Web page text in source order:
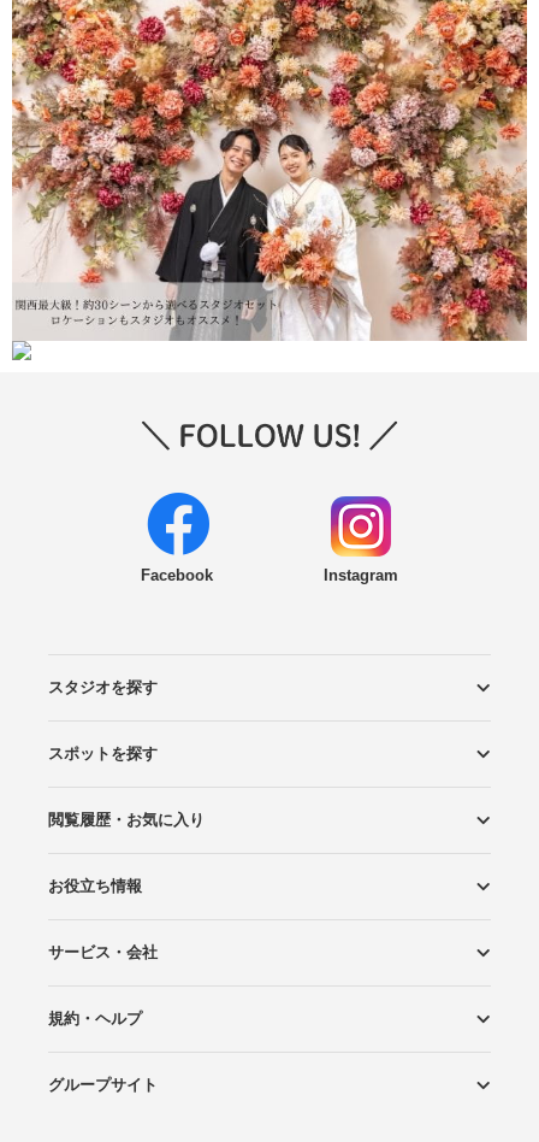
Facebook Instagram
スタジオを探す
エリアから探す
こだわりから探す
NEW PHOTO STYLE
プランから探す
フォトタイプ診断
フォトグラファーから探す
国内リゾートから探す
スポットを探す
ロケーションから探す
スタジオから探す
閲覧履歴・お気に入り
閲覧スタジオ
お気に入り
お役立ち情報
Wedding Photo マガジン
はじめてガイド
サービス・会社
Photoraitとは
スタジオの掲載について
お問い合わせ
運営会社
サイトマップ
規約・ヘルプ
プライバシーポリシー
利用規約
ヘルプ
グループサイト